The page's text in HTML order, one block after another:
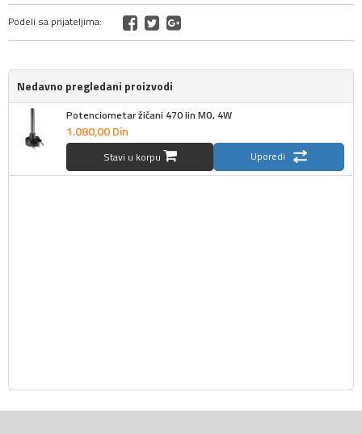
Podeli sa prijateljima:
Nedavno pregledani proizvodi
Potenciometar žičani 470 lin MO, 4W
1.080,00Din
Stavi u korpu Uporedi